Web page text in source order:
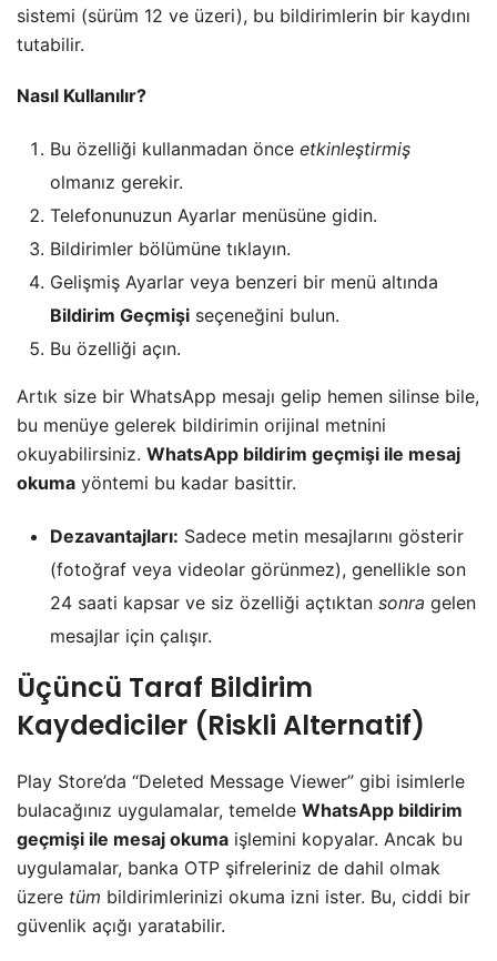
sistemi (sürüm 12 ve üzeri), bu bildirimlerin bir kaydını
tutabilir.
Nasıl Kullanılır?
​Bu özelliği kullanmadan önce etkinleştirmiş
olmanız gerekir.
​Telefonunuzun Ayarlar menüsüne gidin.
​Bildirimler bölümüne tıklayın.
​Gelişmiş Ayarlar veya benzeri bir menü altında
Bildirim Geçmişi seçeneğini bulun.
​Bu özelliği açın.
​Artık size bir WhatsApp mesajı gelip hemen silinse bile,
bu menüye gelerek bildirimin orijinal metnini
okuyabilirsiniz. WhatsApp bildirim geçmişi ile mesaj
okuma yöntemi bu kadar basittir.
Dezavantajları: Sadece metin mesajlarını gösterir
(fotoğraf veya videolar görünmez), genellikle son
24 saati kapsar ve siz özelliği açtıktan sonra gelen
mesajlar için çalışır.
​Üçüncü Taraf Bildirim
Kaydediciler (Riskli Alternatif)
​Play Store’da “Deleted Message Viewer” gibi isimlerle
bulacağınız uygulamalar, temelde WhatsApp bildirim
geçmişi ile mesaj okuma işlemini kopyalar. Ancak bu
uygulamalar, banka OTP şifreleriniz de dahil olmak
üzere tüm bildirimlerinizi okuma izni ister. Bu, ciddi bir
güvenlik açığı yaratabilir.